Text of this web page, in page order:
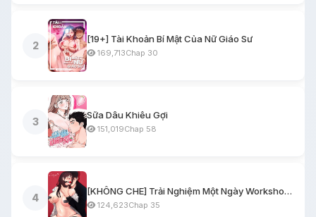
2
[19+] Tài Khoản Bí Mật Của Nữ Giáo Sư
169,713Chap 30
3
Sữa Dâu Khiêu Gợi
151,019Chap 58
4
[KHÔNG CHE] Trải Nghiệm Một Ngày Workshop BDSM
124,623Chap 35